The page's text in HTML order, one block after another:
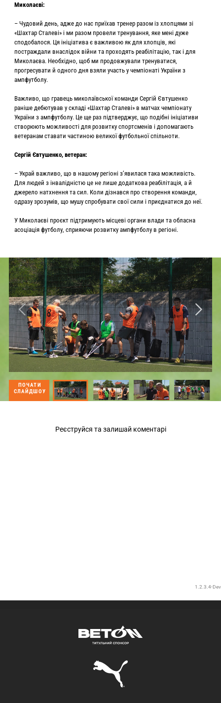
Миколаєві:
– Чудовий день, адже до нас приїхав тренер разом із хлопцями зі
«Шахтар Сталеві» і ми разом провели тренування, яке мені дуже
сподобалося. Ця ініціатива є важливою як для хлопців, які
постраждали внаслідок війни та проходять реабілітацію, так і для
Миколаєва. Необхідно, щоб ми продовжували тренуватися,
прогресувати й одного дня взяли участь у чемпіонаті України з
ампфутболу.
Важливо, що гравець миколаївської команди Сергій Євтушенко
раніше дебютував у складі «Шахтар Сталеві» в матчах чемпіонату
України з ампфутболу. Це ще раз підтверджує, що подібні ініціативи
створюють можливості для розвитку спортсменів і допомагають
ветеранам ставати частиною великої футбольної спільноти.
Сергій Євтушенко, ветеран:
– Украй важливо, що в нашому регіоні з’явилася така можливість.
Для людей з інвалідністю це не лише додаткова реабілітація, а й
джерело натхнення та сил. Коли дізнався про створення команди,
одразу зрозумів, що мушу спробувати свої сили і приєднатися до неї.
У Миколаєві проєкт підтримують місцеві органи влади та обласна
асоціація футболу, сприяючи розвитку ампфутболу в регіоні.
ПОЧАТИ
СЛАЙДШОУ